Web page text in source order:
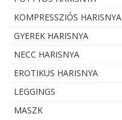
KOMPRESSZIÓS HARISNYA
GYEREK HARISNYA
NECC HARISNYA
EROTIKUS HARISNYA
LEGGINGS
MASZK